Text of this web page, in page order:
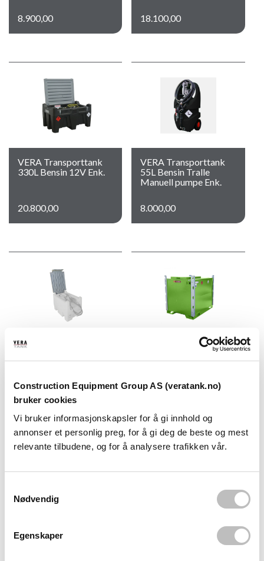
Construction Equipment Group AS (veratank.no)
bruker cookies
Vi bruker informasjonskapsler for å gi innhold og
annonser et personlig preg, for å gi deg de beste og mest
relevante tilbudene, og for å analysere trafikken vår.
Nødvendig
Egenskaper
8.900,00 18.100,00
VERA Transporttank
330L Bensin 12V Enk.
20.800,00
VERA Transporttank
55L Bensin Tralle
Manuell pumpe Enk.
8.000,00
TRANSPORTTANK
Diesel/AdBlue/Bensin
VERA ADR-bensintank
2000L m/12v pumpe